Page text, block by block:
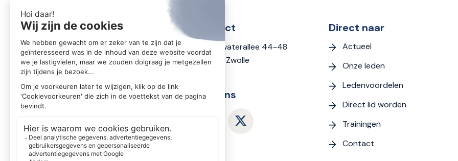
Contact
Zwartewaterallee 44-48
8031 DX Zwolle
Volg ons
Direct naar
Actueel
Onze leden
Ledenvoordelen
Direct lid worden
Trainingen
Contact